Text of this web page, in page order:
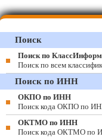
Поиск
Поиск по КлассИнформ
Поиск по всем
Поиск по ИНН
ОКПО по ИНН
Поиск кода ОКПО по
ОКТМО по ИНН
Поиск кода ОКТМО по